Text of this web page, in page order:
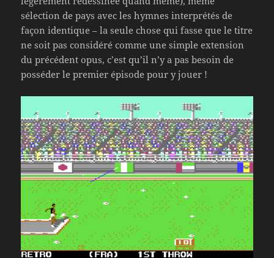
sélection de pays avec les hymnes interprétés de
façon identique – la seule chose qui fasse que le titre
ne soit pas considéré comme une simple extension
du précédent opus, c’est qu’il n’y a pas besoin de
posséder le premier épisode pour y jouer !